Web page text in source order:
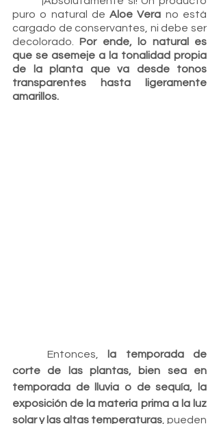
puro o natural de Aloe Vera no está
cargado de conservantes, ni debe ser
decolorado. Por ende, lo natural es
que se asemeje a la tonalidad propia
de la planta que va desde tonos
transparentes hasta ligeramente
amarillos.
	Entonces,
la temporada de
corte de las plantas, bien sea en
temporada de lluvia o de sequía, la
exposición de la materia prima a la luz
solar y las altas temperaturas , pueden